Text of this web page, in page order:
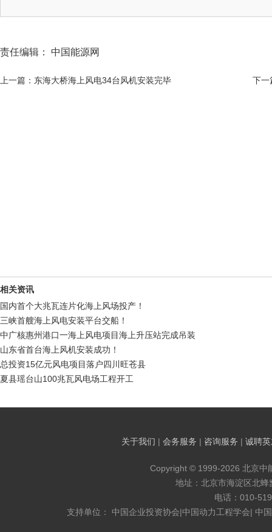
责任编辑： 中国能源网
上一篇：东海大桥海上风电34台风机安装完毕 下一
相关资讯
国内首个大兆瓦连片化海上风场投产！
三峡首艘海上风电安装平台交船！
中广核惠州港口一海上风电项目海上升压站完成吊装
山东省首台海上风机安装成功！
总投资15亿元风电项目落户四川旺苍县
夏县瑶台山100兆瓦风电场工程开工
关于我们 | 会务服务 | 咨询服务 | 诚聘
Copyright © 1999-2026 北京中
地址：北京市海淀区北
电话：010-
支持单位： 中国企业投资协会|中国动力工程学会| 中